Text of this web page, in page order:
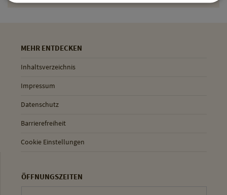
MEHR ENTDECKEN
Inhaltsverzeichnis
Impressum
Datenschutz
Barrierefreiheit
Cookie Einstellungen
ÖFFNUNGSZEITEN